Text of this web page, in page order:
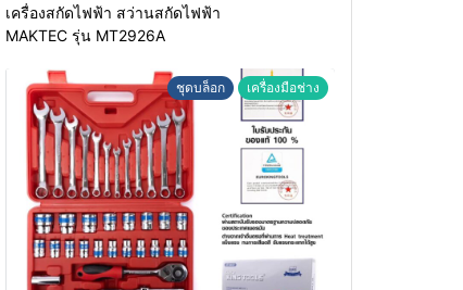
เครื่องสกัดไฟฟ้า สว่านสกัดไฟฟ้า
MAKTEC รุ่น MT2926A
ชุดบล็อก เครื่องมือช่าง